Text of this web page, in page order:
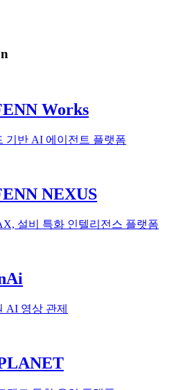
Works
기반 AI 에이전트 플랫폼
NEXUS
설비 특화 인텔리전스 플랫폼
AI 영상 관제